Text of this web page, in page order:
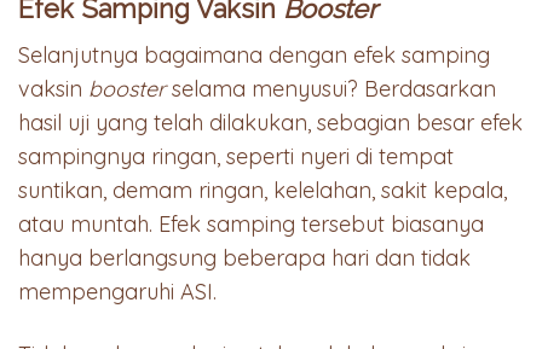
Efek Samping Vaksin Booster
Selanjutnya bagaimana dengan efek samping
vaksin boosterselama menyusui? Berdasarkan
hasil uji yang telah dilakukan, sebagian besar efek
sampingnya ringan, seperti nyeri di tempat
suntikan, demam ringan, kelelahan, sakit kepala,
atau muntah. Efek samping tersebut biasanya
hanya berlangsung beberapa hari dan tidak
mempengaruhi ASI.